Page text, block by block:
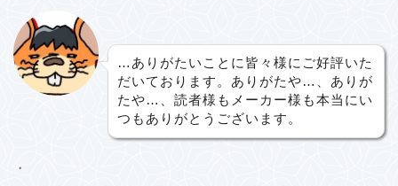
…ありがたいことに皆々様にご好評いた
だいております。ありがたや…、ありが
たや…、読者様もメーカー様も本当にい
つもありがとうございます。
・